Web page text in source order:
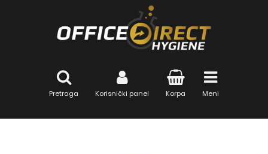
Pretraga Korisnički panel Korpa Meni